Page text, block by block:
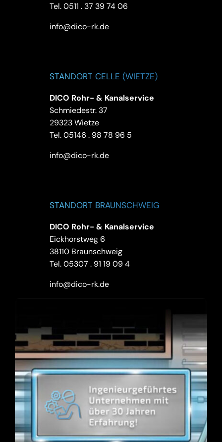
Tel.0511 . 37 39 74 06
info@dico-rk.de
STANDORT CELLE (WIETZE)
DICO Rohr- & Kanalservice
Schmiedestr. 37
29323 Wietze
Tel.05146 . 98 78 96 5
info@dico-rk.de
STANDORT BRAUNSCHWEIG
DICO Rohr- & Kanalservice
Eickhorstweg 6
38110 Braunschweig
Tel.05307 . 91 19 09 4
info@dico-rk.de